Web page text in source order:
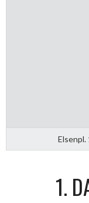
Elsenpl.
1.